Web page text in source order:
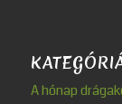
A hónap